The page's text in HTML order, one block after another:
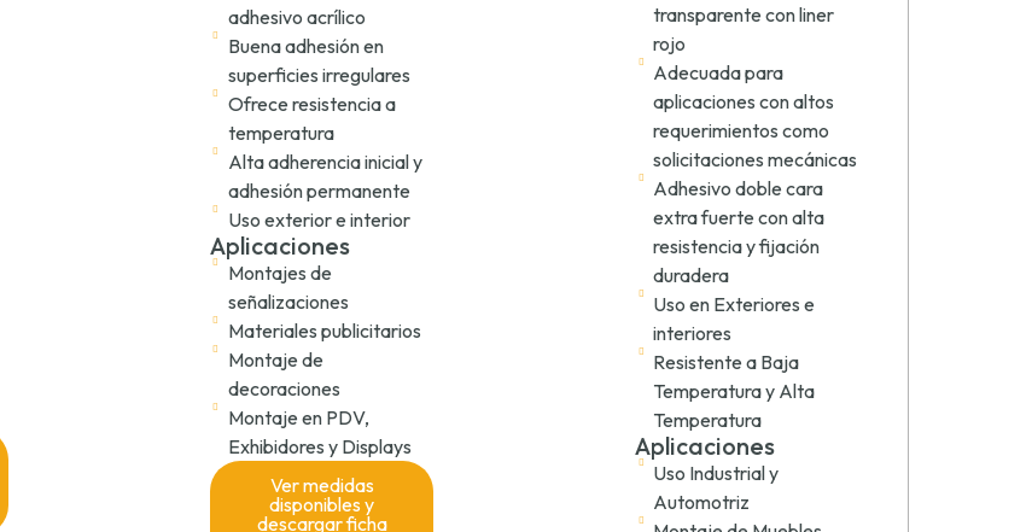
adhesivo acrílico
Buena adhesión en
superficies irregulares
Ofrece resistencia a
temperatura
Alta adherencia inicial y
adhesión permanente
Uso exterior e interior
Aplicaciones
Montajes de
señalizaciones
Materiales publicitarios
Montaje de
decoraciones
Montaje en PDV,
Exhibidores y Displays
Ver medidas
disponibles y
descargar ficha
transparente con liner
rojo
Adecuada para
aplicaciones con altos
requerimientos como
solicitaciones mecánicas
Adhesivo doble cara
extra fuerte con alta
resistencia y fijación
duradera
Uso en Exteriores e
interiores
Resistente a Baja
Temperatura y Alta
Temperatura
Aplicaciones
Uso Industrial y
Automotriz